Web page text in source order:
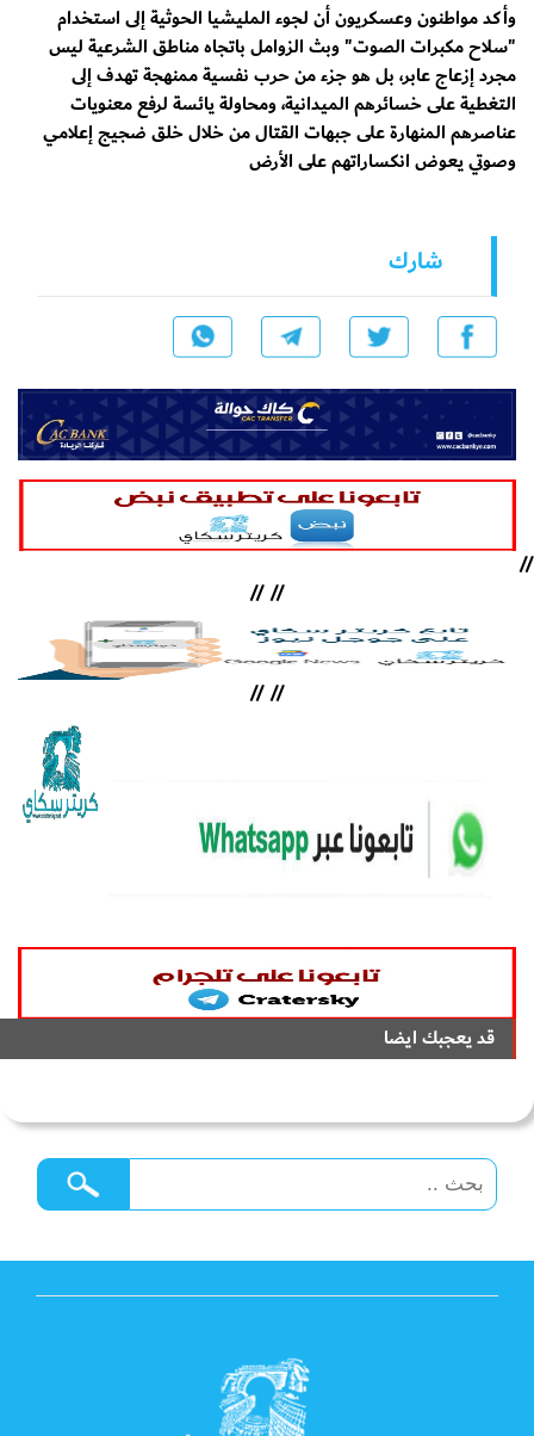
وأكد مواطنون وعسكريون أن لجوء المليشيا الحوثية إلى استخدام
"سلاح مكبرات الصوت" وبث الزوامل باتجاه مناطق الشرعية ليس
مجرد إزعاج عابر، بل هو جزء من حرب نفسية ممنهجة تهدف إلى
التغطية على خسائرهم الميدانية، ومحاولة يائسة لرفع معنويات
عناصرهم المنهارة على جبهات القتال من خلال خلق ضجيج إعلامي
وصوتي يعوض انكساراتهم على الأرض
شارك
//
//
//
//
//
قد يعجبك ايضا